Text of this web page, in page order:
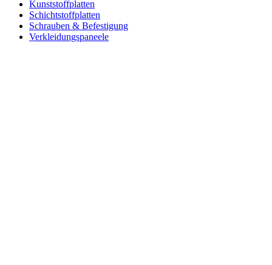
Kunststoffplatten
Schichtstoffplatten
Schrauben & Befestigung
Verkleidungspaneele